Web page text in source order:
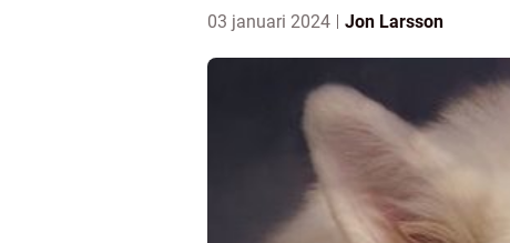
03 januari 2024 Jon Larsson